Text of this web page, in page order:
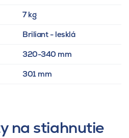
7 kg
Briliant - lesklá
320-340 mm
301 mm
na stiahnutie